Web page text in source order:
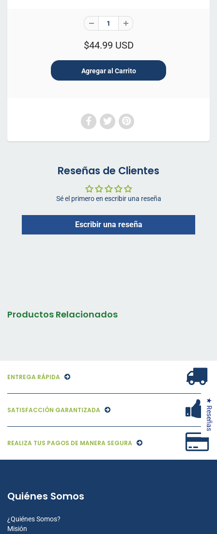
$44.99 USD
Reseñas de Clientes
Sé el primero en escribir una reseña
Escribir una reseña
Productos Relacionados
ENTREGA RÁPIDA
SATISFACCIÓN GARANTIZADA
REALIZA TUS PAGOS DE MANERA SEGURA
Quiénes Somos
¿Quiénes Somos?
Misión
★ Reseñas